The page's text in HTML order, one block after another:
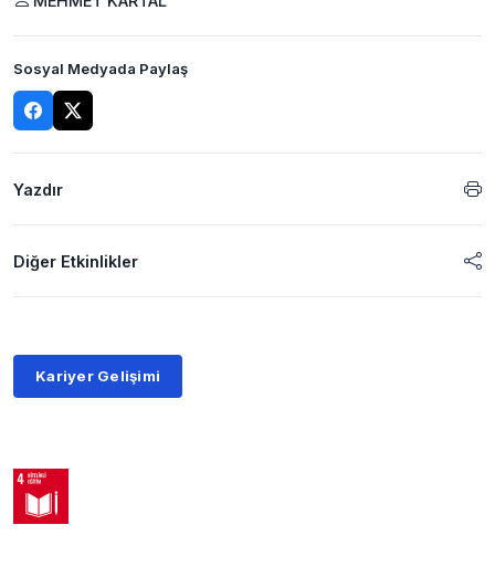
Sosyal Medyada Paylaş
Yazdır
Diğer Etkinlikler
Kariyer Gelişimi